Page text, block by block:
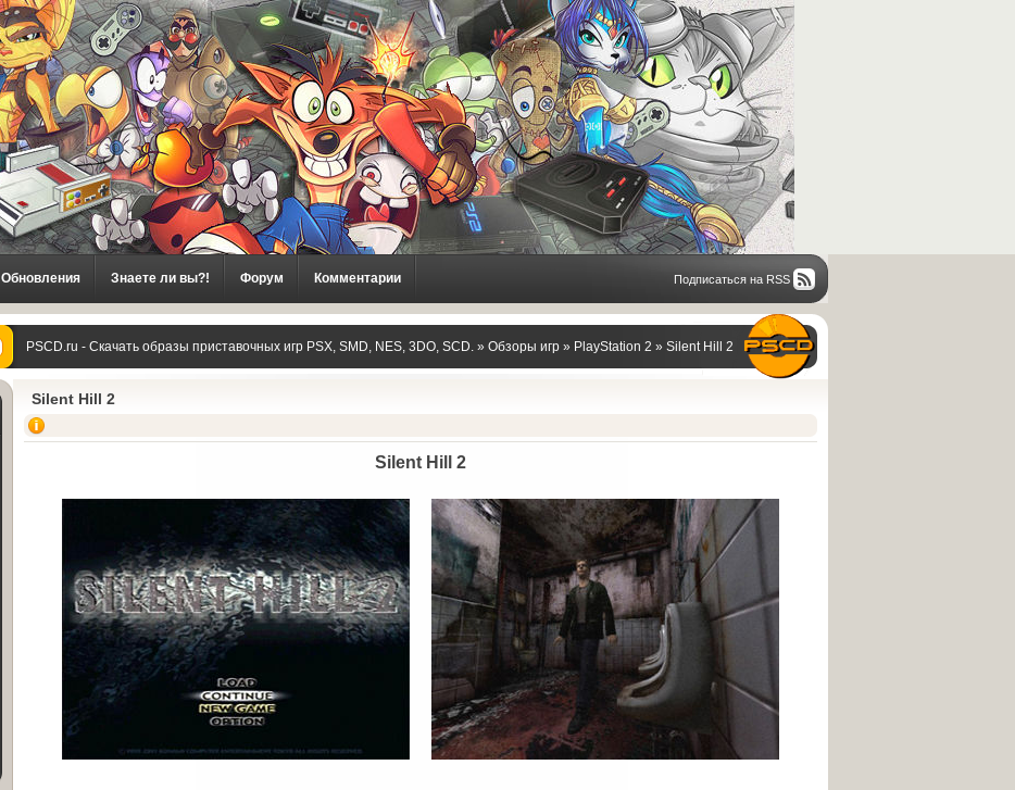
Обновления Знаете ли вы?! Форум Комментарии Подписаться на RSS
PSCD.ru - Скачать образы приставочных игр PSX, SMD, NES, 3DO, SCD. » Обзоры игр » PlayStation 2 » Silent Hill 2
Silent Hill 2
Silent Hill 2